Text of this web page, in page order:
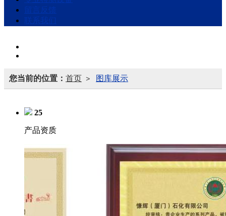
留言反馈
联系我们
您当前的位置： 首页 > 图库展示
25
产品资质